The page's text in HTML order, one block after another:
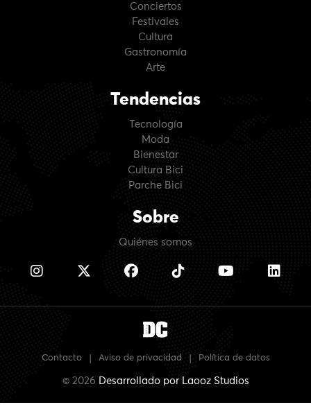
Conciertos
Festivales
Cultura
Gastronomía
Arte
Tendencias
Tecnología
Moda
Bienestar
Cultura Bici
Parche Bici
Sobre
Quiénes somos
Contacto Aviso de privacidad Política de datos
© 2026 Desarrollado por Laooz Studios